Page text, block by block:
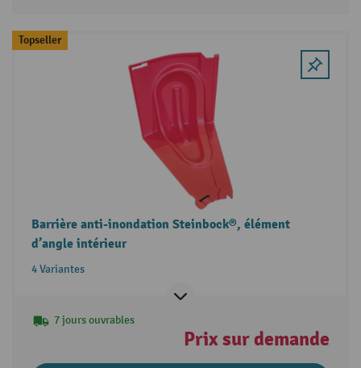
Topseller
Barrière anti-inondation Steinbock®, élément
d’angle intérieur
4 Variantes
7 jours ouvrables
Prix sur demande